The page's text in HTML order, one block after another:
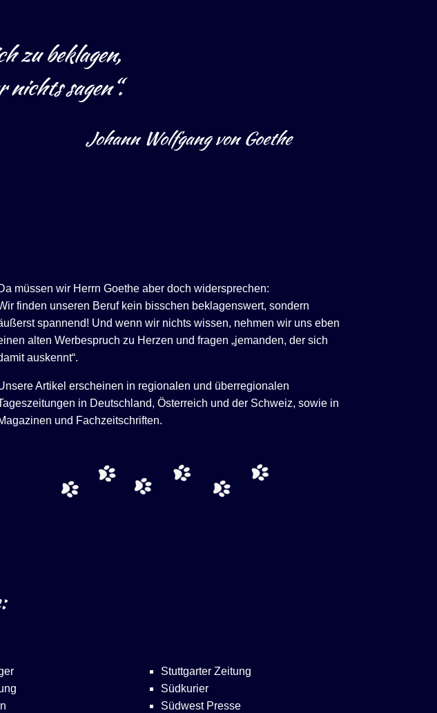
zu beklagen,
sagen“.
Johann Wolfgang von Goethe
müssen wir Herrn Goethe aber doch widersprechen:
finden unseren Beruf kein bisschen beklagenswert, sondern
spannend! Und wenn wir nichts wissen, nehmen wir uns eben
alten Werbespruch zu Herzen und fragen „jemanden, der sich
auskennt“.
Artikel erscheinen in regionalen und überregionalen
in Deutschland, Österreich und der Schweiz, sowie in
und Fachzeitschriften.
Stuttgarter Zeitung
Südkurier
Südwest Presse